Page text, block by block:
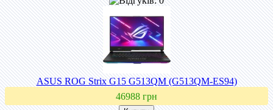
ASUS ROG Strix G15 G513QM (G513QM-ES94)
46988 грн